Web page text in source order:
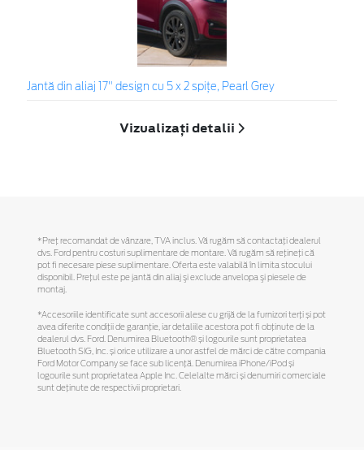
Jantă din aliaj 17" design cu 5 x 2 spiţe, Pearl Grey
Vizualizați detalii
*Preţ recomandat de vânzare, TVA inclus. Vă rugăm să contactaţi dealerul
dvs. Ford pentru costuri suplimentare de montare. Vă rugăm să reţineţi că
pot fi necesare piese suplimentare. Oferta este valabilă în limita stocului
disponibil. Preţul este pe jantă din aliaj şi exclude anvelopa şi piesele de
montaj.
*Accesoriile identificate sunt accesorii alese cu grijă de la furnizori terți și pot
avea diferite condiții de garanție, iar detaliile acestora pot fi obținute de la
dealerul dvs. Ford. Denumirea Bluetooth® și logourile sunt proprietatea
Bluetooth SIG, Inc. și orice utilizare a unor astfel de mărci de către compania
Ford Motor Company se face sub licență. Denumirea iPhone/iPod și
logourile sunt proprietatea Apple Inc. Celelalte mărci și denumiri comerciale
sunt deținute de respectivii proprietari.